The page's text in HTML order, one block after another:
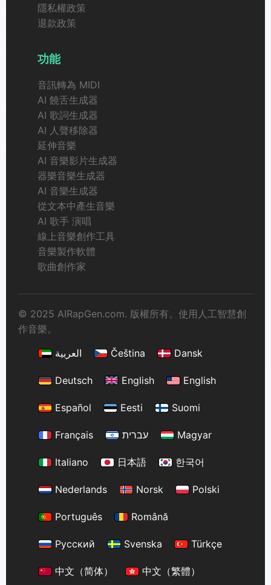
隱私權政策
退款政策
功能
音訊轉為 MIDI
AI 饒舌生成器
AI 歌詞生成器
AI 人聲移除器
延伸音樂
AI 音樂影片生成器
器樂音樂生成器
AI 音樂生成器
從文本中產生音樂
AI 歌手 演唱
線上音樂創作工具
音樂製作軟體
歌曲創作家
© 2025 AIRapGen.com. 版權所有。使用人工智慧創
作音樂。
العربية
Čeština Dansk
Deutsch English English
Español Eesti Suomi
Français עברית Magyar
Italiano 日本語 한국어
Nederlands Norsk Polski
Português Română
Русский Svenska Türkçe
中文（简体） 中文（繁體）